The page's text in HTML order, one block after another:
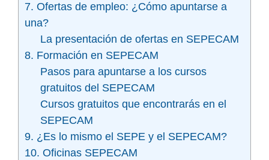
7. Ofertas de empleo: ¿Cómo apuntarse a
una?
La presentación de ofertas en SEPECAM
8. Formación en SEPECAM
Pasos para apuntarse a los cursos
gratuitos del SEPECAM
Cursos gratuitos que encontrarás en el
SEPECAM
9. ¿Es lo mismo el SEPE y el SEPECAM?
10. Oficinas SEPECAM